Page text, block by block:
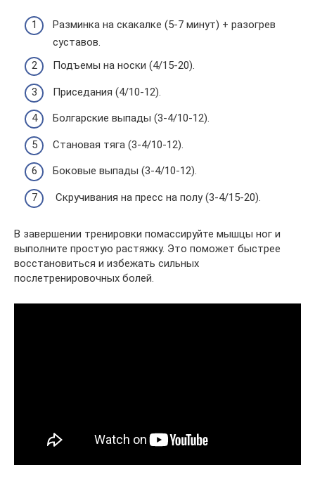
Разминка на скакалке (5-7 минут) + разогрев
суставов.
Подъемы на носки (4/15-20).
Приседания (4/10-12).
Болгарские выпады (3-4/10-12).
Становая тяга (3-4/10-12).
Боковые выпады (3-4/10-12).
Скручивания на пресс на полу (3-4/15-20).
В завершении тренировки помассируйте мышцы ног и
выполните простую растяжку. Это поможет быстрее
восстановиться и избежать сильных
послетренировочных болей.